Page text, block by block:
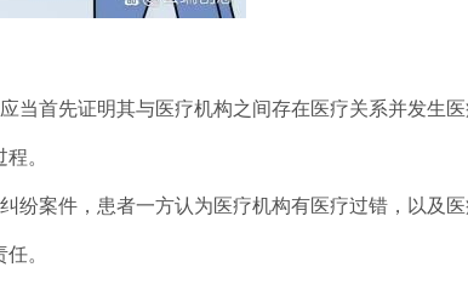
当首先证明其与医疗机构之间存在医疗关系并发生
。
纷案件，患者一方认为医疗机构有医疗过错，以及
。